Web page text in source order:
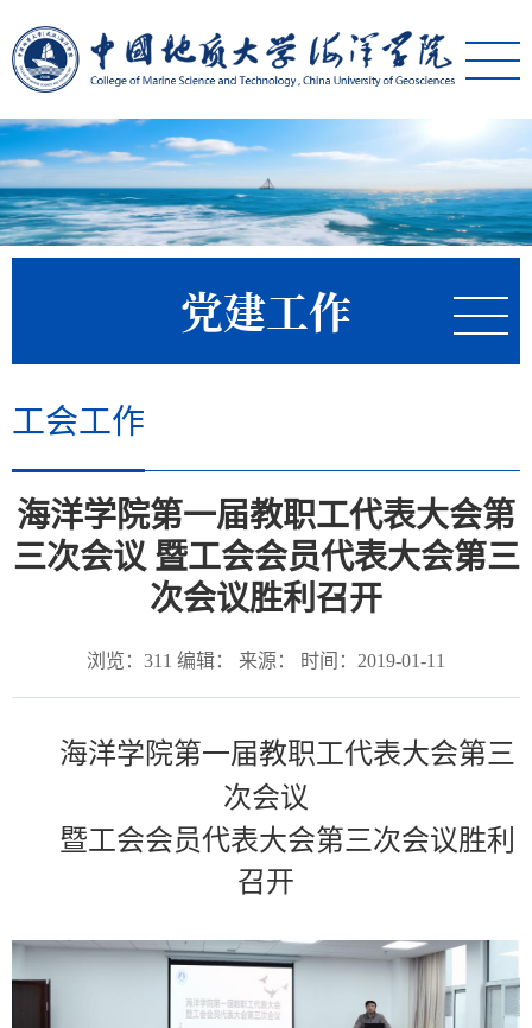
党建工作
工会工作
海洋学院第一届教职工代表大会第
三次会议 暨工会会员代表大会第三
次会议胜利召开
浏览： 311 编辑： 来源： 时间：2019-01-11
海洋学院第一届教职工代表大会第三
次会议
暨工会会员代表大会第三次会议胜利
召开